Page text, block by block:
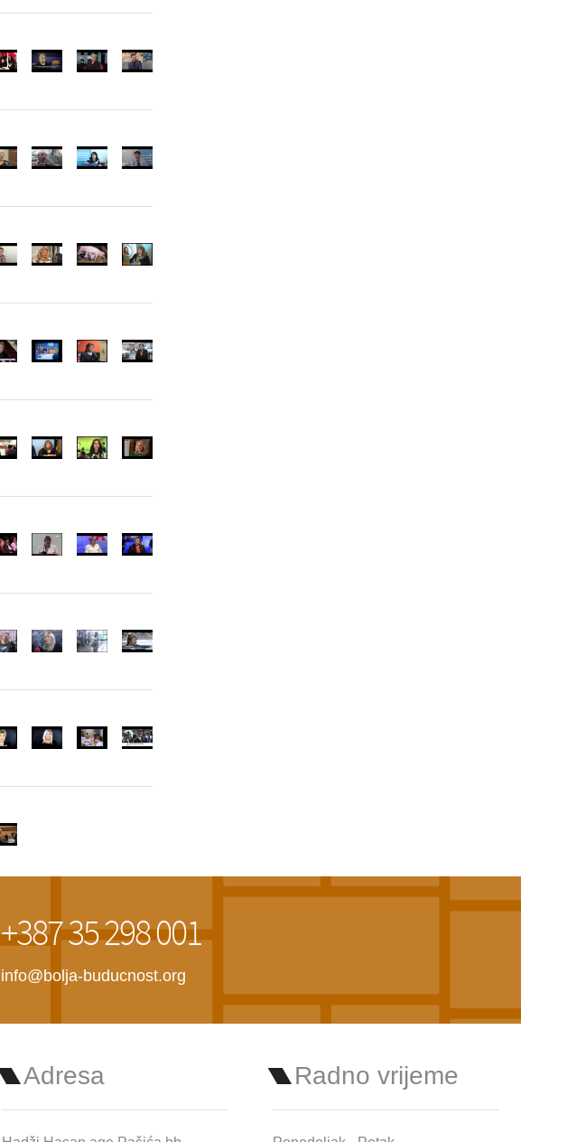
+387 35 298 001
info@bolja-buducnost.org
Adresa Radno vrijeme